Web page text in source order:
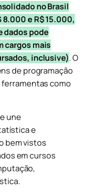
no Brasil
e R$ 15.000,
dados pode
cargos mais
inclusive). O
de programação
ferramentas como
une
e
bem vistos
em cursos